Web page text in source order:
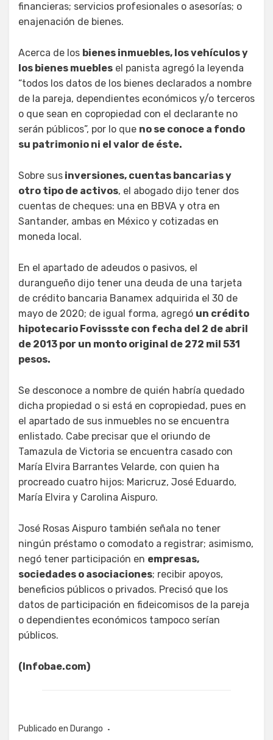
financieras; servicios profesionales o asesorías; o
enajenación de bienes.
Acerca de los bienes inmuebles, los vehículos y
los bienes muebles el panista agregó la leyenda
“todos los datos de los bienes declarados a nombre
de la pareja, dependientes económicos y/o terceros
o que sean en copropiedad con el declarante no
serán públicos”, por lo que no se conoce a fondo
su patrimonio ni el valor de éste.
Sobre sus inversiones, cuentas bancarias y
otro tipo de activos, el abogado dijo tener dos
cuentas de cheques: una en BBVA y otra en
Santander, ambas en México y cotizadas en
moneda local.
En el apartado de adeudos o pasivos, el
durangueño dijo tener una deuda de una tarjeta
de crédito bancaria Banamex adquirida el 30 de
mayo de 2020; de igual forma, agregó un crédito
hipotecario Fovissste con fecha del 2 de abril
de 2013 por un monto original de 272 mil 531
pesos.
Se desconoce a nombre de quién habría quedado
dicha propiedad o si está en copropiedad, pues en
el apartado de sus inmuebles no se encuentra
enlistado. Cabe precisar que el oriundo de
Tamazula de Victoria se encuentra casado con
María Elvira Barrantes Velarde, con quien ha
procreado cuatro hijos: Maricruz, José Eduardo,
María Elvira y Carolina Aispuro.
José Rosas Aispuro también señala no tener
ningún préstamo o comodato a registrar; asimismo,
negó tener participación en empresas,
sociedades o asociaciones; recibir apoyos,
beneficios públicos o privados. Precisó que los
datos de participación en fideicomisos de la pareja
o dependientes económicos tampoco serían
públicos.
(Infobae.com)
Publicado en Durango